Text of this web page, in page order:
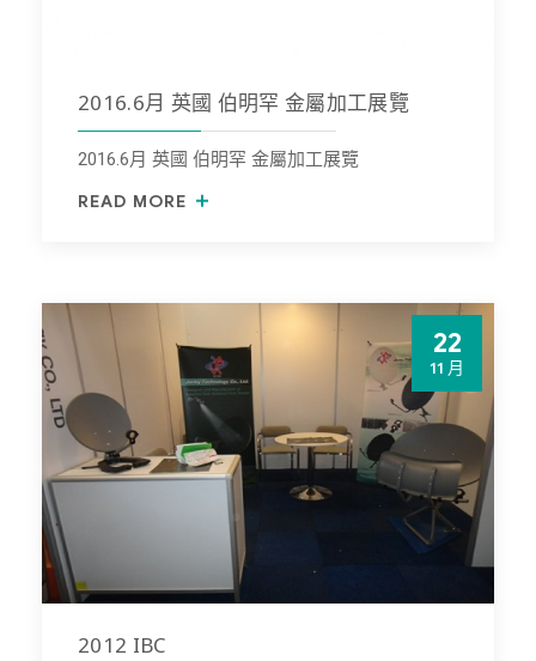
2016.6月 英國 伯明罕 金屬加工展覽
2016.6月 英國 伯明罕 金屬加工展覽
READ MORE
22
11 月
2012 IBC